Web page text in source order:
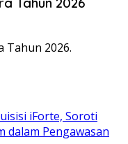
Tahun 2026.